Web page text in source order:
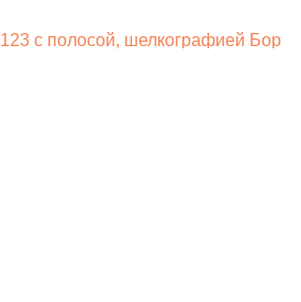
с полосой, шелкографией Бор